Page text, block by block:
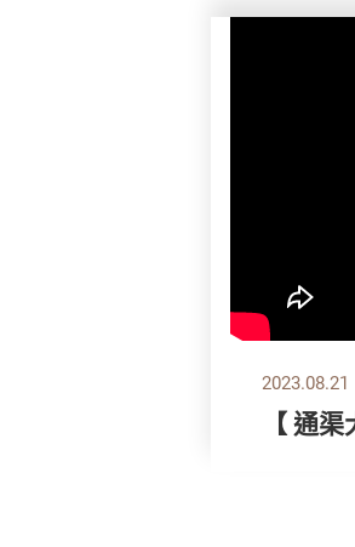
2023.08.21
【 通